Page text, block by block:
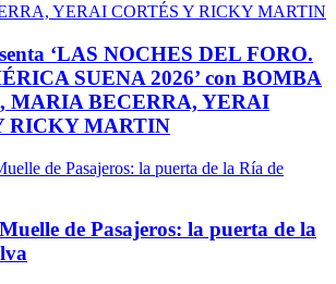
‘LAS NOCHES DEL FORO.
SUENA 2026’ con BOMBA
MARIA BECERRA, YERAI
RICKY MARTIN
de Pasajeros: la puerta de la